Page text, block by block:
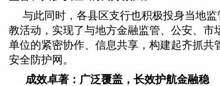
与此同时，各县区支行也积极投身当地
教活动，实现了与地方金融监管、公安、市
单位的紧密协作、信息共享，构建起齐抓共
安全防护网。
成效卓著：广泛覆盖，长效护航金融稳